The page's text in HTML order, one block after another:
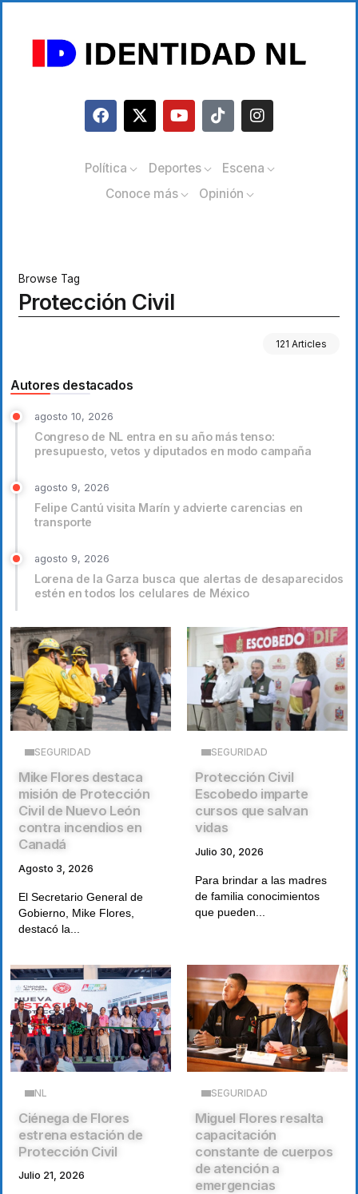
Política Deportes
Escena
Conoce más
Opinión
Browse Tag
Protección Civil
121 Articles
Autores destacados
agosto 10, 2026
Congreso de NL entra en su año más tenso:
presupuesto, vetos y diputados en modo campaña
agosto 9, 2026
Felipe Cantú visita Marín y advierte carencias en
transporte
agosto 9, 2026
Lorena de la Garza busca que alertas de desaparecidos
estén en todos los celulares de México
SEGURIDAD
Mike Flores destaca
misión de Protección
Civil de Nuevo León
contra incendios en
Canadá
Agosto 3, 2026
El Secretario General de
Gobierno, Mike Flores,
destacó la...
SEGURIDAD
Protección Civil
Escobedo imparte
cursos que salvan
vidas
Julio 30, 2026
Para brindar a las madres
de familia conocimientos
que pueden...
NL
Ciénega de Flores
estrena estación de
Protección Civil
Julio 21, 2026
SEGURIDAD
Miguel Flores resalta
capacitación
constante de cuerpos
de atención a
emergencias